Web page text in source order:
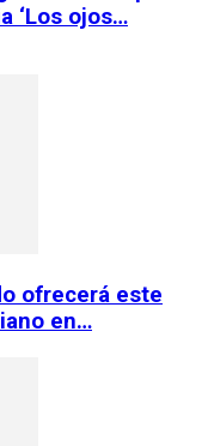
‘Los ojos…
ofrecerá este
en…